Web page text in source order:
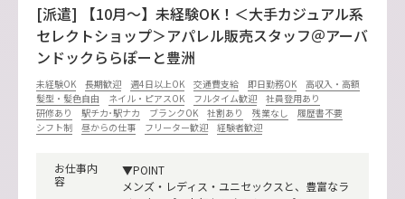
[派遣] 【10月～】未経験OK！＜大手カジュアル系
セレクトショップ＞アパレル販売スタッフ＠アーバ
ンドックららぽーと豊洲
未経験OK 長期歓迎 週4日以上OK 交通費支給 即日勤務OK
高収入・高額
髪型・髪色自由
ネイル・ピアスOK フルタイム歓迎
社員登用あり
研修あり
駅チカ･駅ナカ ブランクOK 社割あり 残業なし
履歴書不要
シフト制
昼からの仕事 フリーター歓迎 経験者歓迎
お仕事内
容
▼POINT
メンズ・レディス・ユニセックスと、豊富なラ